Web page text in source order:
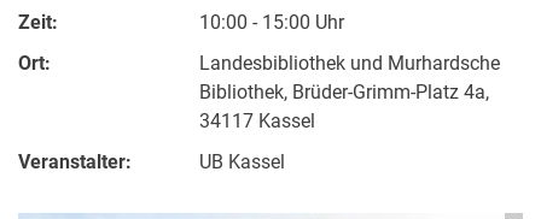
Zeit:
10:00 - 15:00 Uhr
Ort:
Landesbibliothek und Murhardsche
Bibliothek, Brüder-Grimm-Platz 4a,
34117 Kassel
Veranstalter:
UB Kassel